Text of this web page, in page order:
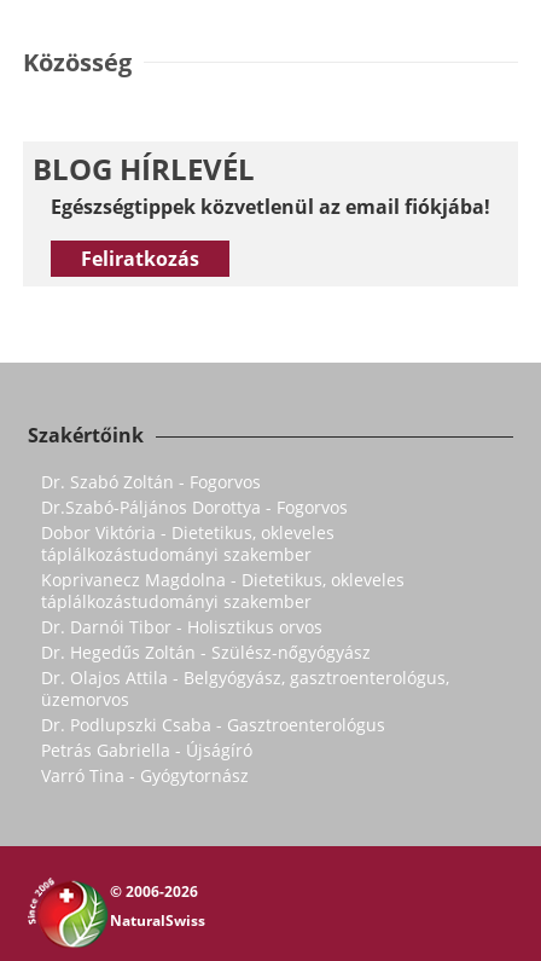
Közösség
BLOG HÍRLEVÉL
Egészségtippek közvetlenül az email fiókjába!
Feliratkozás
Szakértőink
Dr. Szabó Zoltán - Fogorvos
Dr.Szabó-Páljános Dorottya - Fogorvos
Dobor Viktória - Dietetikus, okleveles
táplálkozástudományi szakember
Koprivanecz Magdolna - Dietetikus, okleveles
táplálkozástudományi szakember
Dr. Darnói Tibor - Holisztikus orvos
Dr. Hegedűs Zoltán - Szülész-nőgyógyász
Dr. Olajos Attila - Belgyógyász, gasztroenterológus,
üzemorvos
Dr. Podlupszki Csaba - Gasztroenterológus
Petrás Gabriella - Újságíró
Varró Tina - Gyógytornász
© 2006-2026
NaturalSwiss